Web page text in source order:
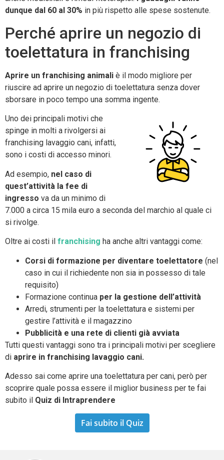
dunque dal 60 al 30% in più rispetto alle spese sostenute.
Perché aprire un negozio di
toelettatura in franchising
Aprire un franchising animali è il modo migliore per
riuscire ad aprire un negozio di toelettatura senza dover
sborsare in poco tempo una somma ingente.
Uno dei principali motivi che
spinge in molti a rivolgersi ai
franchising lavaggio cani, infatti,
sono i costi di accesso minori.
Ad esempio, nel caso di
quest’attività la fee di
ingresso va da un minimo di
7.000 a circa 15 mila euro a seconda del marchio al quale ci
si rivolge.
Oltre ai costi il franchising ha anche altri vantaggi come:
Corsi di formazione per diventare toelettatore (nel
caso in cui il richiedente non sia in possesso di tale
requisito)
Formazione continua per la gestione dell’attività
Arredi, strumenti per la toelettatura e sistemi per
gestire l’attività e il magazzino
Pubblicità e una rete di clienti già avviata
Tutti questi vantaggi sono tra i principali motivi per scegliere
di aprire in franchising lavaggio cani.
Adesso sai come aprire una toelettatura per cani, però per
scoprire quale possa essere il miglior business per te fai
subito il Quiz di Intraprendere
Fai subito il Quiz